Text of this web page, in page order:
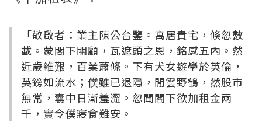
「敬啟者：業主陳公台鑒。寓居貴宅，倏忽數
載。蒙閣下關顧，瓦遮頭之恩，銘感五內。然
近歲維艱，百業蕭條。下有犬女遊學於英倫，
英鎊如流水；僕雖已退隱，閒雲野鶴，然股市
無常，囊中日漸羞澀。忽聞閣下欲加租金兩
千，實令僕寢食難安。